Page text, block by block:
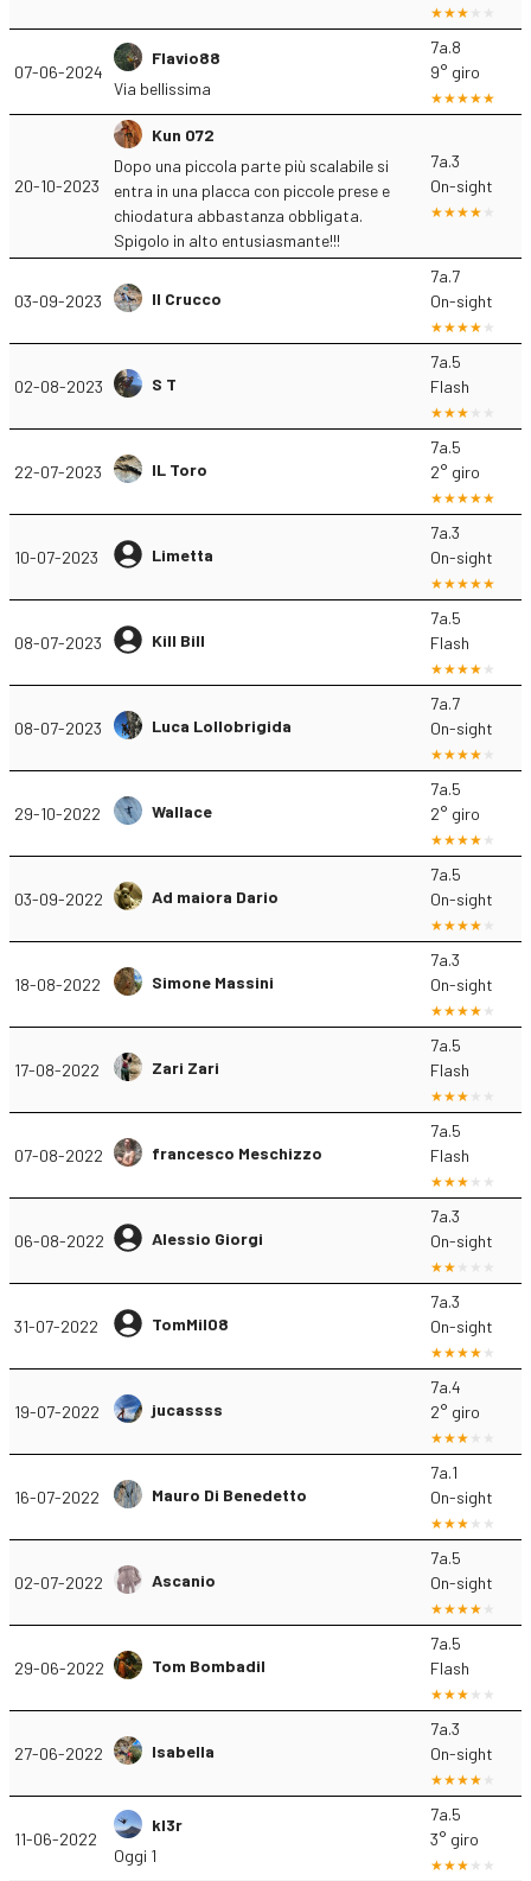
07-06-2024
Flavio88
Via bellissima
7a.8
9° giro
20-10-2023
Kun 072
Dopo una piccola parte più scalabile si
entra in una placca con piccole prese e
chiodatura abbastanza obbligata.
Spigolo in alto entusiasmante!!!
7a.3
On-sight
03-09-2023 Il Crucco
7a.7
On-sight
02-08-2023 S T
7a.5
Flash
22-07-2023 IL Toro
7a.5
2° giro
10-07-2023 Limetta
7a.3
On-sight
08-07-2023 Kill Bill
7a.5
Flash
08-07-2023 Luca Lollobrigida
7a.7
On-sight
29-10-2022 Wallace
7a.5
2° giro
03-09-2022 Ad maiora Dario
7a.5
On-sight
18-08-2022 Simone Massini
7a.3
On-sight
17-08-2022 Zari Zari
7a.5
Flash
07-08-2022 francesco Meschizzo
7a.5
Flash
06-08-2022 Alessio Giorgi
7a.3
On-sight
31-07-2022 TomMil08
7a.3
On-sight
19-07-2022 jucassss
7a.4
2° giro
16-07-2022 Mauro Di Benedetto
7a.1
On-sight
02-07-2022 Ascanio
7a.5
On-sight
29-06-2022 Tom Bombadil
7a.5
Flash
27-06-2022 Isabella
7a.3
On-sight
11-06-2022
kl3r
Oggi 1
7a.5
3° giro